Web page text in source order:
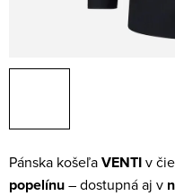
Pánska košeľaVENTIv
popelínu– dostupná aj v